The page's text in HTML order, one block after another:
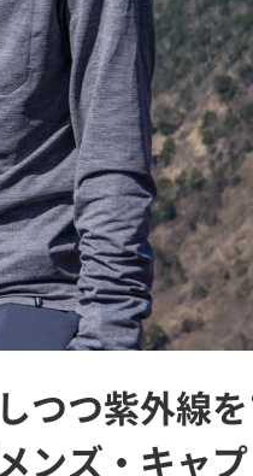
つつ紫外線
ンズ・キャ